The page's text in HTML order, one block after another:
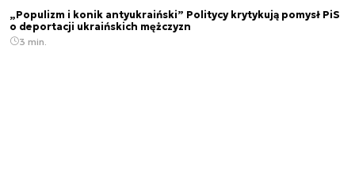
„Populizm i konik antyukraiński” Politycy krytykują pomysł PiS
o deportacji ukraińskich mężczyzn
3 min.